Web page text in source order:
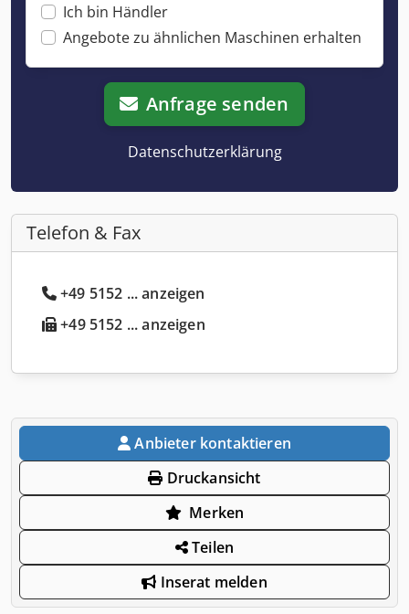
Ich bin Händler
Angebote zu ähnlichen Maschinen erhalten
Anfrage senden
Datenschutzerklärung
Telefon & Fax
+49 5152 ... anzeigen
+49 5152 ... anzeigen
Anbieter kontaktieren
Druckansicht
Merken
Teilen
Inserat melden